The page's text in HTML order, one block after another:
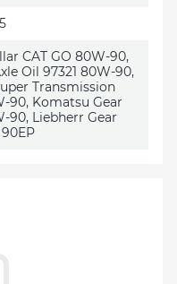
CAT GO 80W-90,
Oil 97321 80W-90,
Transmission
90, Komatsu Gear
90, Liebherr Gear